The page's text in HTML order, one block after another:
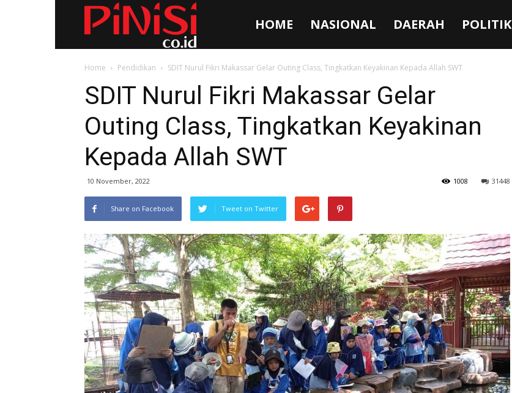
HOME NASIONAL DAERAH POLITIK
Home Pendidikan SDIT Nurul Fikri Makassar Gelar Outing Class, Tingkatkan Keyakinan Kepada Allah SWT
SDIT Nurul Fikri Makassar Gelar
Outing Class, Tingkatkan Keyakinan
Kepada Allah SWT
10 November, 2022 31448
1008
Share on Facebook Tweet on Twitter